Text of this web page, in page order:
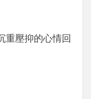
重壓抑的心情回